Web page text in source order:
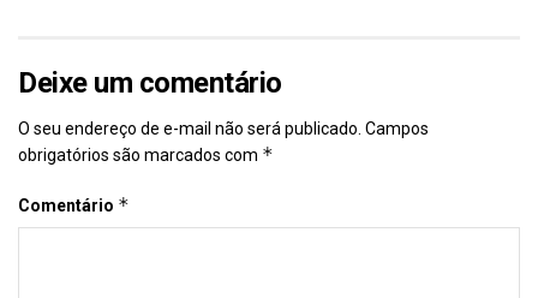
Deixe um comentário
O seu endereço de e-mail não será publicado. Campos
obrigatórios são marcados com *
Comentário *